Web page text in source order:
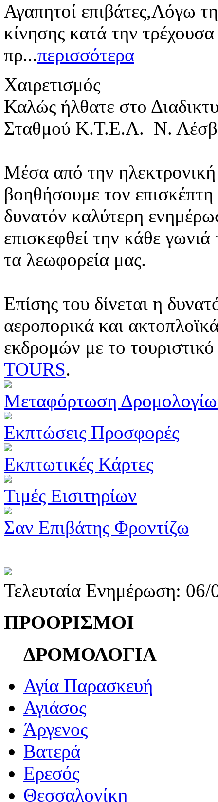
Αγαπητοί επιβάτες,Λόγω
κίνησης κατά την
πρ...περισσότερα
Χαιρετισμός
Καλώς ήλθατε στο
Σταθμού Κ.Τ.Ε.Λ. Ν.
Μέσα από την ηλεκτρονική
βοηθήσουμε τον
δυνατόν καλύτερη
επισκεφθεί την κάθε
τα λεωφορεία μας.
Επίσης του δίνεται η
αεροπορικά και
εκδρομών με το
TOURS.
Μεταφόρτωση
Εκπτώσεις Προσφορές
Εκπτωτικές Κάρτες
Τιμές Εισιτηρίων
Σαν Επιβάτης Φροντίζω
Τελευταία Ενημέρωση:
ΠΡΟΟΡΙΣΜΟΙ
ΔΡΟΜΟΛΟΓΙΑ
Αγία Παρασκευή
Αγιάσος
Άργενος
Βατερά
Ερεσός
Θεσσαλονίκη